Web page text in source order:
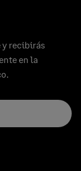
y recibirás
en la